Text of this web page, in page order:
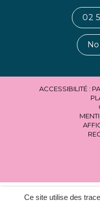
Ce site utilise des
02
ACCESSIBILITÉ :